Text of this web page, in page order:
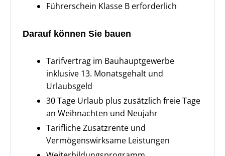
Führerschein Klasse B erforderlich
Darauf können Sie bauen
Tarifvertrag im Bauhauptgewerbe
inklusive 13. Monatsgehalt und
Urlaubsgeld
30 Tage Urlaub plus zusätzlich freie Tage
an Weihnachten und Neujahr
Tarifliche Zusatzrente und
Vermögenswirksame Leistungen